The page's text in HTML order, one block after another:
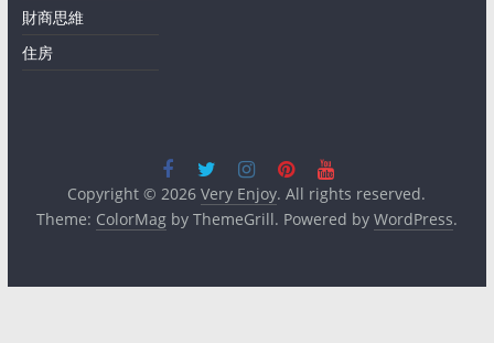
財商思維
住房
Copyright © 2026Very Enjoy. All rights reserved.
Theme: ColorMagby ThemeGrill. Powered by WordPress.